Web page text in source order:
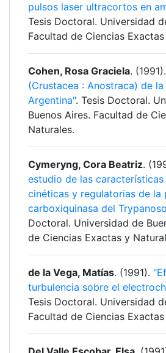
pulsos laser ultracortos en
Tesis Doctoral. Universidad
Facultad de Ciencias
Cohen, Rosa Graciela. (1991).
(Crustacea : Anostraca) de la
Argentina". Tesis Doctoral.
Buenos Aires. Facultad de
Naturales.
Cymeryng, Cora Beatriz.
estudio de las
cinéticas y regulatorias de la
carboxiquinasa del
Doctoral. Universidad de
de Ciencias Exactas y
de la Vega, Matías. (1991).
turbulencia sobre el
Tesis Doctoral. Universidad
Facultad de Ciencias